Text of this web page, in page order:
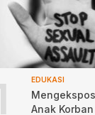
EDUKASI
Anak